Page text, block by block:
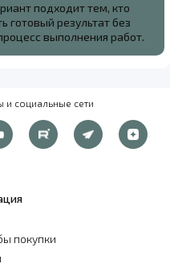
подходит тем, кто
готовый результат без
выполнения работ.
и социальные сети
покупки